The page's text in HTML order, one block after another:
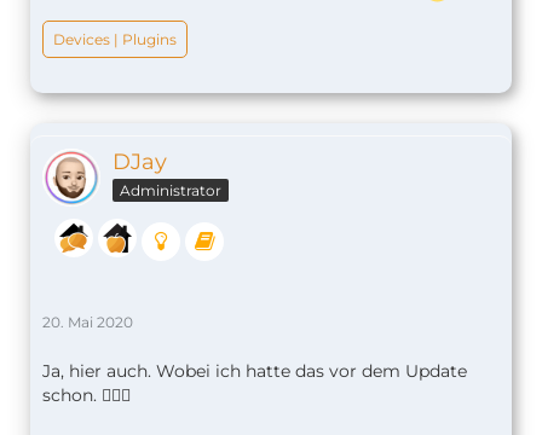
Devices | Plugins
DJay
Administrator
20. Mai 2020
Ja, hier auch. Wobei ich hatte das vor dem Update
schon. 🤷🏼‍♂️